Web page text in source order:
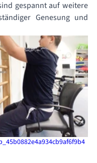
gespannt auf weitere
Genesung und